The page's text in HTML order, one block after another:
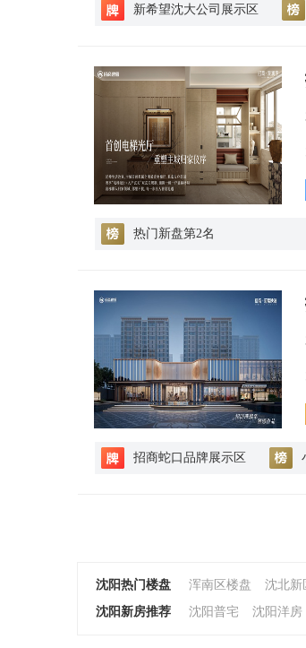
新希望沈大公司展示区
热门新盘第2名
招商蛇口品牌展示区
沈阳热门楼盘 浑南区楼盘 沈北新
沈阳新房推荐
沈阳普宅 沈阳洋房